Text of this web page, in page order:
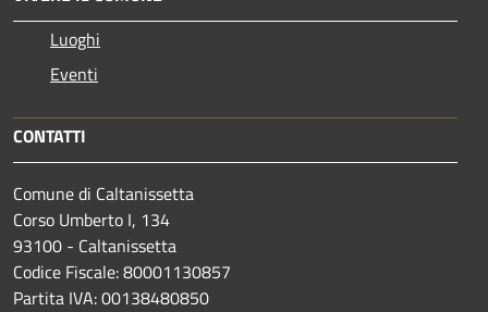
Luoghi
Eventi
CONTATTI
Comune di Caltanissetta
Corso Umberto I, 134
93100 - Caltanissetta
Codice Fiscale: 80001130857
Partita IVA: 00138480850